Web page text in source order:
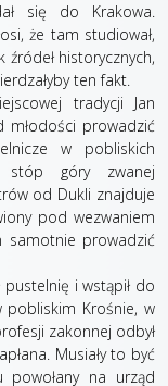
się do Krakowa.
że tam studiował,
źródeł historycznych,
ten fakt.
tradycji Jan
młodości prowadzić
w pobliskich
góry zwanej
od Dukli znajduje
pod wezwaniem
samotnie prowadzić
pustelnię i wstąpił do
pobliskim Krośnie, w
zakonnej odbył
Musiały to być
na urząd